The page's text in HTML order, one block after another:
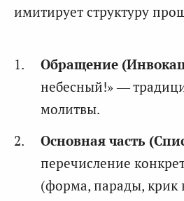
имитирует структуру
Обращение
небесный!» —
молитвы.
Основная часть
перечисление
(форма, парады, крик